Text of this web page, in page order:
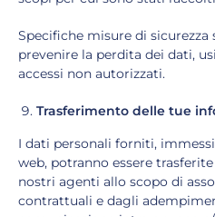
Specifiche misure di sicurezza
prevenire la perdita dei dati,
accessi non autorizzati.
Trasferimento delle tue
I dati personali forniti,
web, potranno essere
nostri agenti allo scopo di
contrattuali e dagli